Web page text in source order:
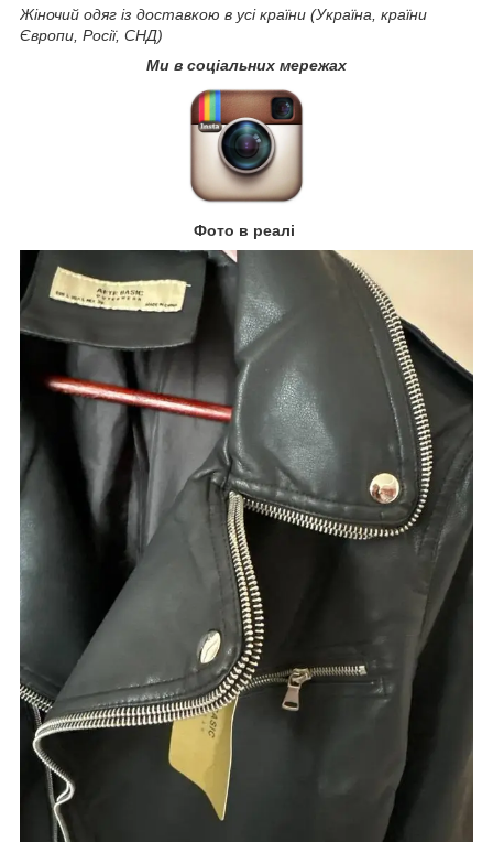
Жіночий одяг із доставкою в усі країни (Україна, країни
Європи, Росії, СНД)
Ми в соціальних мережах
Фото в реалі